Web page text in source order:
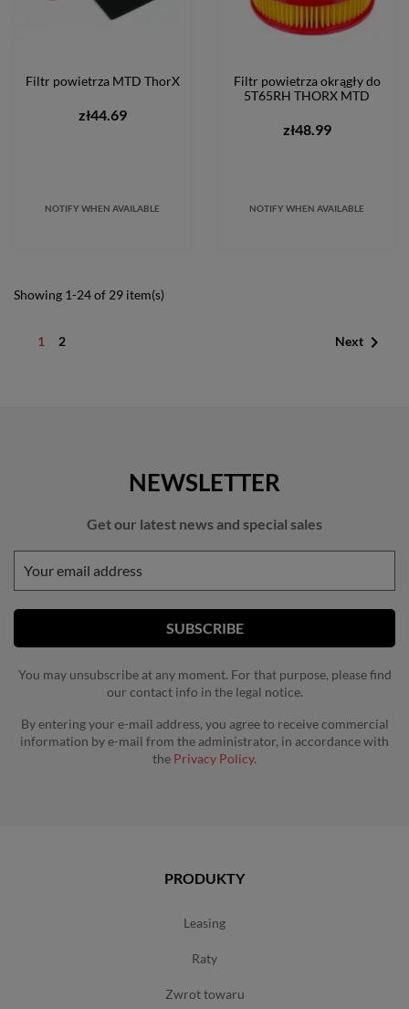
Filtr powietrza MTD ThorX
zł44.69
NOTIFY WHEN AVAILABLE
Filtr powietrza okrągły do
5T65RH THORX MTD
zł48.99
NOTIFY WHEN AVAILABLE
Showing 1-24 of 29 item(s)
1 2 Next 
NEWSLETTER
Get our latest news and special sales
You may unsubscribe at any moment. For that purpose, please find
our contact info in the legal notice.
By entering your e-mail address, you agree to receive commercial
information by e-mail from the administrator, in accordance with
the Privacy Policy.
PRODUKTY
leasing
raty
zwrot towaru